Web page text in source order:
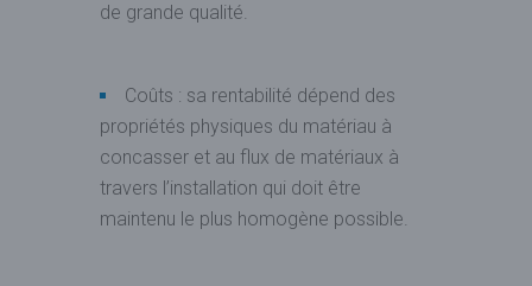
de grande qualité.
Coûts : sa rentabilité dépend des
propriétés physiques du matériau à
concasser et au flux de matériaux à
travers l’installation qui doit être
maintenu le plus homogène possible.